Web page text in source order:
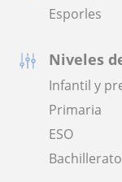
Esporles
Niveles
Infantil y
Primaria
ESO
Bachillerato